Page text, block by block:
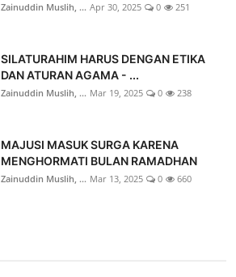
Zainuddin Muslih, ... Apr 30, 2025 0 251
SILATURAHIM HARUS DENGAN ETIKA
DAN ATURAN AGAMA - ...
Zainuddin Muslih, ... Mar 19, 2025 0 238
MAJUSI MASUK SURGA KARENA
MENGHORMATI BULAN RAMADHAN
Zainuddin Muslih, ... Mar 13, 2025 0 660